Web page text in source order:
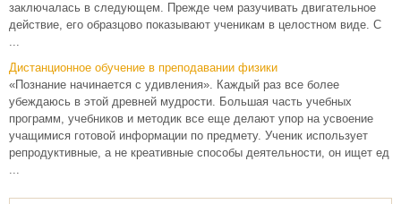
заключалась в следующем. Прежде чем разучивать двигательное
действие, его образцово показывают ученикам в целостном виде. С
...
Дистанционное обучение в преподавании физики
«Познание начинается с удивления». Каждый раз все более
убеждаюсь в этой древней мудрости. Большая часть учебных
программ, учебников и методик все еще делают упор на усвоение
учащимися готовой информации по предмету. Ученик использует
репродуктивные, а не креативные способы деятельности, он ищет ед
...